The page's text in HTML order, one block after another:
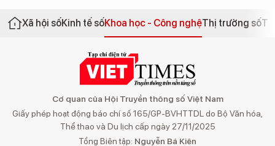
Xã hội sốKinh tế sốKhoa học - Công nghệThị trường số
Cơ quan của Hội Truyền thông số Việt Nam
Giấy phép hoạt động báo chí số 165/GP-BVHTTDL do Bộ Văn hóa,
Thể thao và Du lịch cấp ngày 27/11/2025
Tổng Biên tập: Nguyễn Bá Kiên